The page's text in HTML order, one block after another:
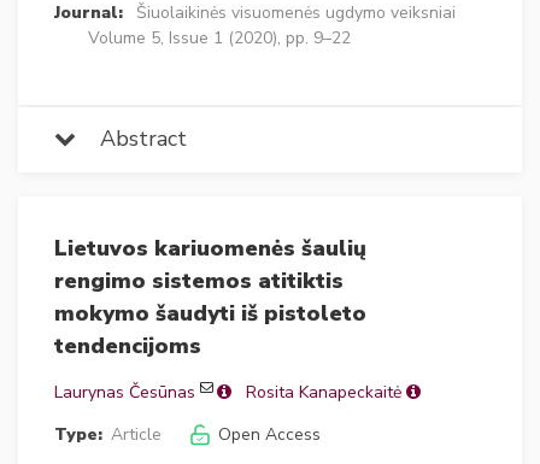
Journal:
Šiuolaikinės visuomenės ugdymo veiksniai
Volume 5, Issue 1 (2020), pp. 9–22
Abstract
Lietuvos kariuomenės šaulių
rengimo sistemos atitiktis
mokymo šaudyti iš pistoleto
tendencijoms
Laurynas Česūnas
Rosita Kanapeckaitė
Type: Article
Open Access